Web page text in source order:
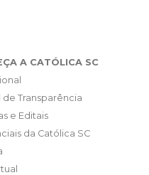
A CATÓLICA SC
de Transparência
e Editais
da Católica SC